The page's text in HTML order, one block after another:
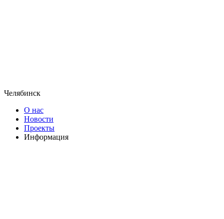
Челябинск
О нас
Новости
Проекты
Информация